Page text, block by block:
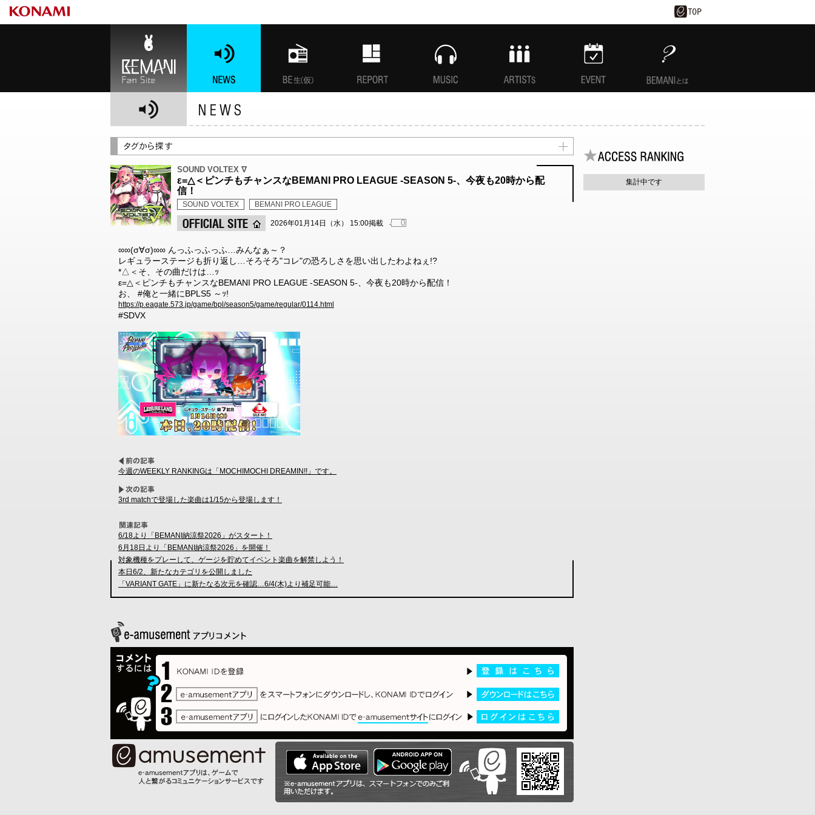
SOUND VOLTEX ∇
ε=△＜ピンチもチャンスなBEMANI PRO LEAGUE -SEASON 5-、今夜も20時から配
信！
SOUND VOLTEX BEMANI PRO LEAGUE
2026年01月14日（水） 15:00掲載 0
∞∞(σ∀σ)∞∞ んっふっふっふ…みんなぁ～？
レギュラーステージも折り返し…そろそろ"コレ"の恐ろしさを思い出したわよねぇ!?
*△＜そ、その曲だけは…ｯ
ε=△＜ピンチもチャンスなBEMANI PRO LEAGUE -SEASON 5-、今夜も20時から配信！
お、 #俺と一緒にBPLS5 ～ｯ!
https://p.eagate.573.jp/game/bpl/season5/game/regular/0114.html
#SDVX
今週のWEEKLY RANKINGは「MOCHIMOCHI DREAMIN!!」です。
3rd matchで登場した楽曲は1/15から登場します！
6/18より「BEMANI納涼祭2026」がスタート！
6月18日より「BEMANI納涼祭2026」を開催！
対象機種をプレーして、ゲージを貯めてイベント楽曲を解禁しよう！
本日6/2、新たなカテゴリを公開しました
「VARIANT GATE」に新たなる次元を確認…6/4(木)より補足可能…
集計中です